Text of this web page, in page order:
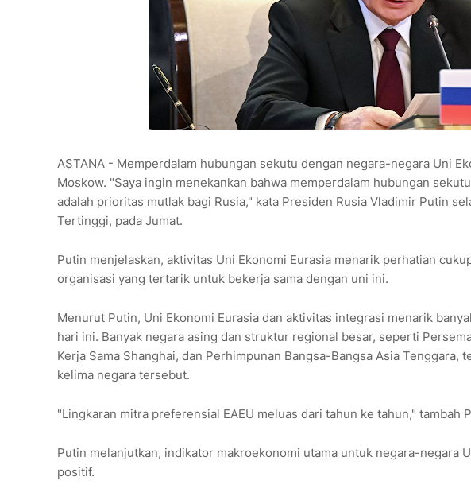
ASTANA - Memperdalam hubungan sekutu dengan negara-negara Uni
Moskow. "Saya ingin menekankan bahwa memperdalam hubungan
adalah prioritas mutlak bagi Rusia," kata Presiden Rusia Vladimir Putin
Tertinggi, pada Jumat.
Putin menjelaskan, aktivitas Uni Ekonomi Eurasia menarik perhatian
organisasi yang tertarik untuk bekerja sama dengan uni ini.
Menurut Putin, Uni Ekonomi Eurasia dan aktivitas integrasi menarik
hari ini. Banyak negara asing dan struktur regional besar, seperti
Kerja Sama Shanghai, dan Perhimpunan Bangsa-Bangsa Asia
kelima negara tersebut.
"Lingkaran mitra preferensial EAEU meluas dari tahun ke tahun," tambah
Putin melanjutkan, indikator makroekonomi utama untuk negara-negara
positif.